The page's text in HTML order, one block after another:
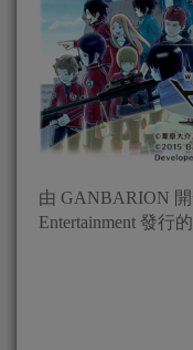
由 GANBARION
Entertainment 發行